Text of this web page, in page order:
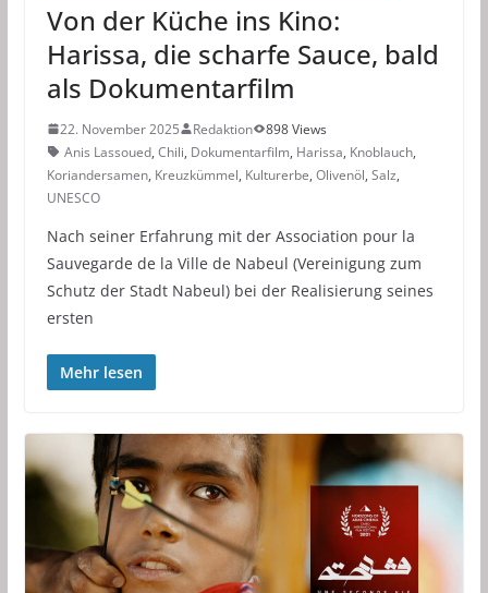
Von der Küche ins Kino:
Harissa, die scharfe Sauce, bald
als Dokumentarfilm
22. November 2025 Redaktion
898 Views
Anis Lassoued, Chili, Dokumentarfilm, Harissa, Knoblauch,
Koriandersamen, Kreuzkümmel, Kulturerbe, Olivenöl, Salz,
UNESCO
Nach seiner Erfahrung mit der Association pour la
Sauvegarde de la Ville de Nabeul (Vereinigung zum
Schutz der Stadt Nabeul) bei der Realisierung seines
ersten
Mehr lesen